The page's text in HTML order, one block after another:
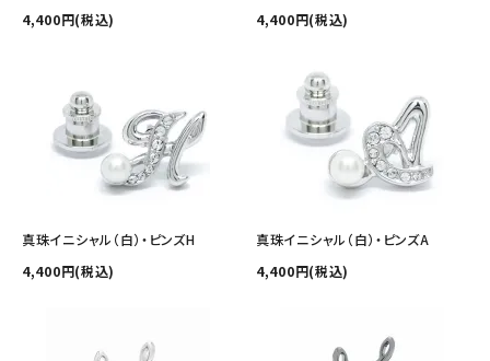
4,400円(税込)
4,400円(税込)
真珠イニシャル（白）・ピンズH
4,400円(税込)
真珠イニシャル（白）・ピンズA
4,400円(税込)